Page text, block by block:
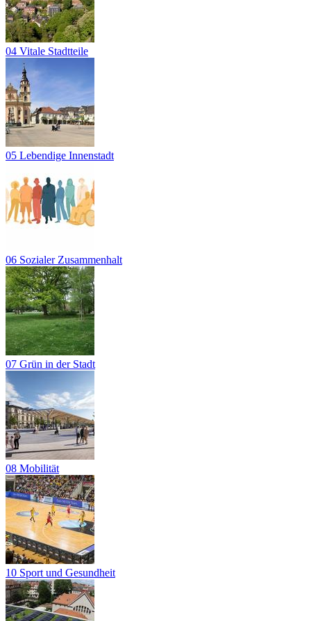
04 Vitale Stadtteile
05 Lebendige Innenstadt
06 Sozialer Zusammenhalt
07 Grün in der Stadt
08 Mobilität
10 Sport und Gesundheit